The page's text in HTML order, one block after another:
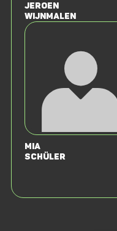
Jeroen
Wijnmalen
Mia
Schüler